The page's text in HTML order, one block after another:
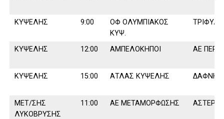
ΚΥΨΕΛΗΣ 9:00
ΟΦ ΟΛΥΜΠΙΑΚΟΣ
ΚΥΨ.
ΚΥΨΕΛΗΣ 12:00 ΑΜΠΕΛΟΚΗΠΟΙ ΑΕ
ΚΥΨΕΛΗΣ 15:00 ΑΤΛΑΣ ΚΥΨΕΛΗΣ ∆ΑΦΝΗ
ΜΕΤ/ΣΗΣ
ΛΥΚΟΒΡΥΣΗΣ
11:00 ΑΕ ΜΕΤΑΜΟΡΦΩΣΗΣ